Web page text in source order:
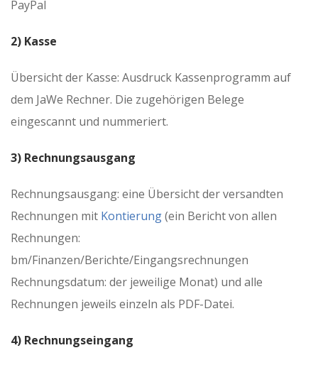
PayPal
2) Kasse
Übersicht der Kasse: Ausdruck Kassenprogramm auf
dem JaWe Rechner. Die zugehörigen Belege
eingescannt und nummeriert.
3) Rechnungsausgang
Rechnungsausgang: eine Übersicht der versandten
Rechnungen mit Kontierung(ein Bericht von allen
Rechnungen:
bm/Finanzen/Berichte/Eingangsrechnungen
Rechnungsdatum: der jeweilige Monat) und alle
Rechnungen jeweils einzeln als PDF-Datei.
4) Rechnungseingang